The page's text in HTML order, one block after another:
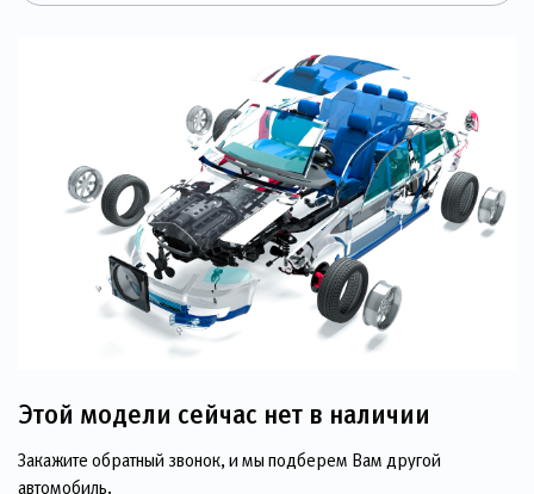
Этой модели сейчас нет в наличии
Закажите обратный звонок, и мы подберем Вам другой
автомобиль.